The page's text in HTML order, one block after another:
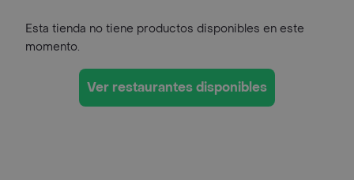
Esta tienda no tiene productos disponibles en este
momento.
Ver restaurantes disponibles